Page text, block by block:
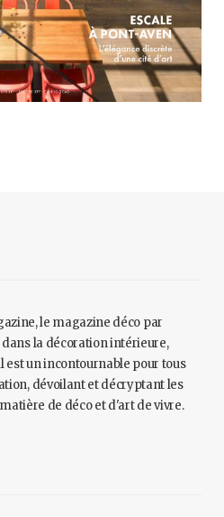
le magazine déco par
dans la décoration intérieure,
est un incontournable pour tous
dévoilant et décryptant les
de déco et d'art de vivre.